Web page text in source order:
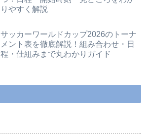
りやすく解説
サッカーワールドカップ2026のトーナ
メント表を徹底解説！組み合わせ・日
程・仕組みまで丸わかりガイド